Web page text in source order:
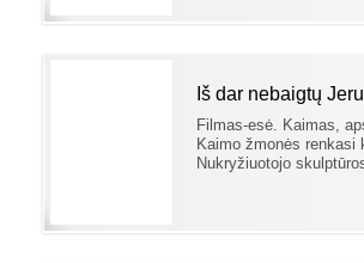
Iš dar nebaigtų
Filmas-esė. Kaimas,
Kaimo žmonės renkasi
Nukryžiuotojo